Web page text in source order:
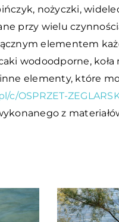
nożyczki,
przy wielu
elementem
wodoodporne, koła
elementy, które
OSPRZET-
z